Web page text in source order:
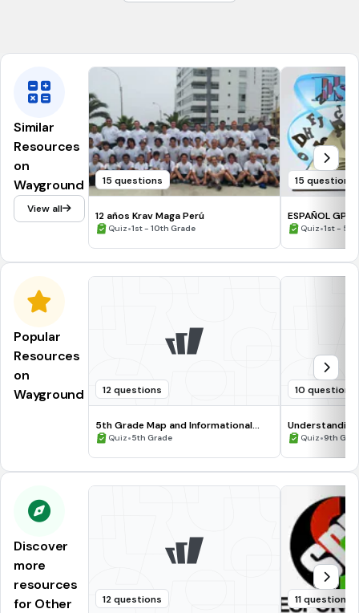
Similar
Resources
on
Wayground
View all
15 questions
12 años Krav Maga Perú
Quiz•1st - 10th Grade
15 questions
ESPAÑOL
Quiz•1st - 5th
Popular
Resources
on
Wayground
12 questions
5th Grade Map and Informational
Processing Skills
Quiz•5th Grade
10 questions
Quiz•9th
Discover
more
resources
for Other
12 questions 11 questions